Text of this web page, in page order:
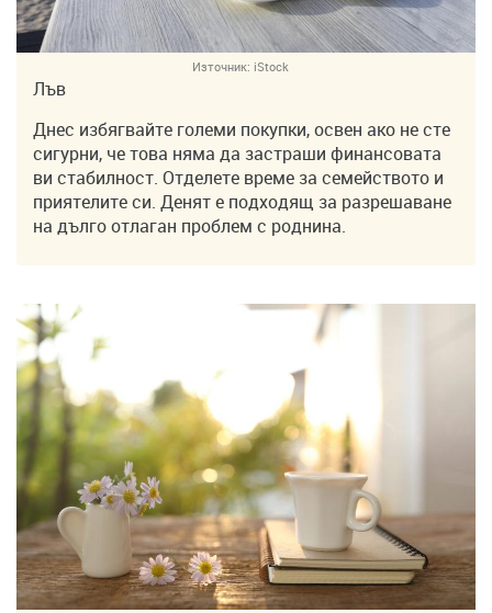
Източник: iStock
Лъв
Днес избягвайте големи покупки, освен ако не сте
сигурни, че това няма да застраши финансовата
ви стабилност. Отделете време за семейството и
приятелите си. Денят е подходящ за разрешаване
на дълго отлаган проблем с роднина.